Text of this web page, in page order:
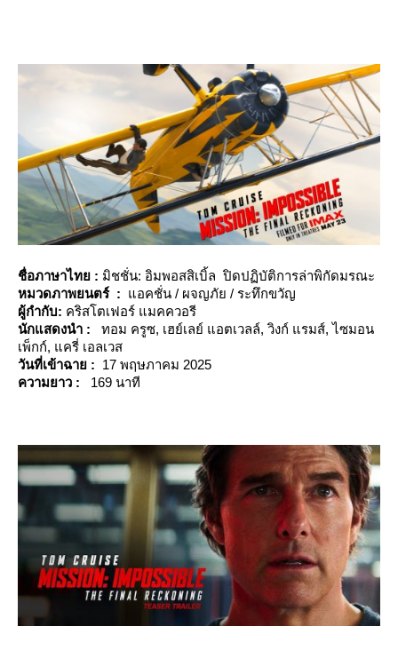
ชื่อภาษาไทย : มิชชั่น: อิมพอสสิเบิ้ล ปิดปฏิบัติการล่าพิกัดมรณะ
หมวดภาพยนตร์ : อคชั่น / ผจญภัย / ระทึกขวัญ
ผู้กำกับ: คริสโตเฟอร์ แมคควอรี
นักแสดงนำ : ทอม ครูซ, เฮย์เลย์ แอตเวลล์, วิงก์ แรมส์, ไซมอน
เพ็กก์, แครี่ เอลเวส
วันที่เข้าฉาย : 17 พฤษภาคม 2025
ความยาว :
169 นาที